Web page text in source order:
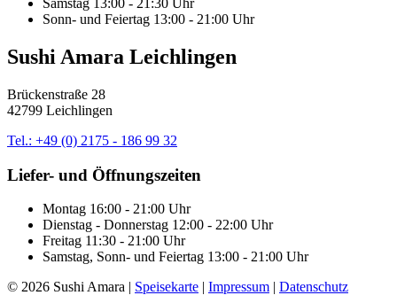
Samstag 13:00 - 21:30 Uhr
Sonn- und Feiertag 13:00 - 21:00 Uhr
Sushi Amara Leichlingen
Brückenstraße 28
42799 Leichlingen
Tel.: +49 (0) 2175 - 186 99 32
Liefer- und Öffnungszeiten
Montag 16:00 - 21:00 Uhr
Dienstag - Donnerstag 12:00 - 22:00 Uhr
Freitag 11:30 - 21:00 Uhr
Samstag, Sonn- und Feiertag 13:00 - 21:00 Uhr
© 2026 Sushi Amara | Speisekarte | Impressum | Datenschutz